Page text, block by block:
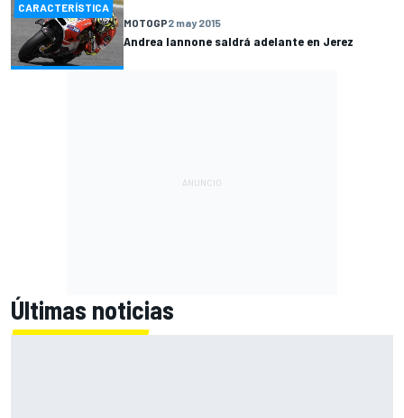
CARACTERÍSTICA
MOTOGP2 may 2015
Andrea Iannone saldrá adelante en Jerez
Últimas noticias